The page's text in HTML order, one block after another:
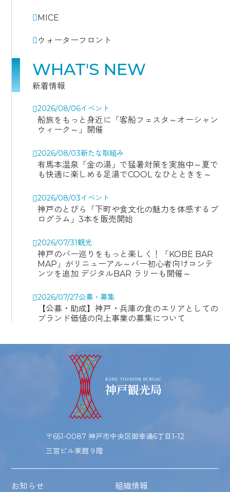
MICE
ウォーターフロント
WHAT'S NEW
新着情報
2026/08/06イベント
船旅をもっと身近に「客船フェスタ～オーシャン
ウィーク～」開催
2026/08/03新たな取組み
有馬本温泉「金の湯」で猛暑対策を実施中～夏で
も快適に楽しめる足湯でCOOL なひとときを～
2026/08/03イベント
神戸のとびら「下町や食文化の魅力を体感するプ
ログラム」3本を販売開始
2026/07/31観光
神戸のバー巡りをもっと楽しく！「KOBE BAR
MAP」がリニューアル～バー初心者向けコンテ
ンツを追加 デジタルBAR ラリーも開催～
2026/07/27公募・募集
【公募・助成】神戸・兵庫の食のエリアとしての
ブランド価値の向上事業の募集について
〒651-0087 神戸市中央区御幸通6丁目1-12
三宮ビル東館９階
お知らせ 組織情報